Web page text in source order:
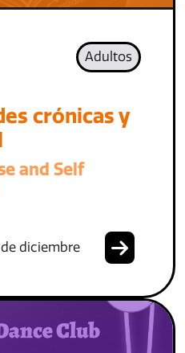
Adultos
crónicas y
and Self
diciembre